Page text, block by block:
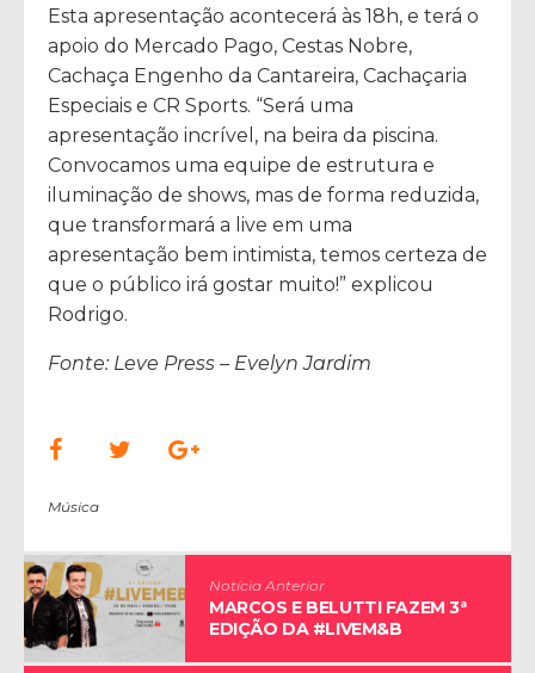
Esta apresentação acontecerá às 18h, e terá o
apoio do Mercado Pago, Cestas Nobre,
Cachaça Engenho da Cantareira, Cachaçaria
Especiais e CR Sports. “Será uma
apresentação incrível, na beira da piscina.
Convocamos uma equipe de estrutura e
iluminação de shows, mas de forma reduzida,
que transformará a live em uma
apresentação bem intimista, temos certeza de
que o público irá gostar muito!” explicou
Rodrigo.
Fonte: Leve Press – Evelyn Jardim
Música
Notícia Anterior
MARCOS E BELUTTI FAZEM 3ª
EDIÇÃO DA #LIVEM&B